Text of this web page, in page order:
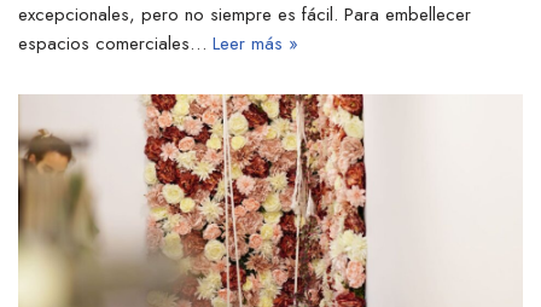
excepcionales, pero no siempre es fácil. Para embellecer
espacios comerciales… Leer más »